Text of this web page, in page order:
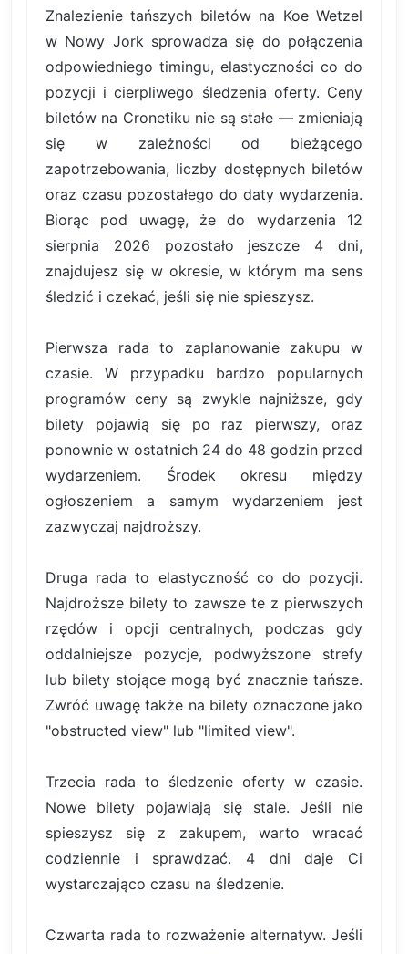
Znalezienie tańszych biletów na Koe Wetzel
w Nowy Jork sprowadza się do połączenia
odpowiedniego timingu, elastyczności co do
pozycji i cierpliwego śledzenia oferty. Ceny
biletów na Cronetiku nie są stałe — zmieniają
się w zależności od bieżącego
zapotrzebowania, liczby dostępnych biletów
oraz czasu pozostałego do daty wydarzenia.
Biorąc pod uwagę, że do wydarzenia 12
sierpnia 2026 pozostało jeszcze 4 dni,
znajdujesz się w okresie, w którym ma sens
śledzić i czekać, jeśli się nie spieszysz.
Pierwsza rada to zaplanowanie zakupu w
czasie. W przypadku bardzo popularnych
programów ceny są zwykle najniższe, gdy
bilety pojawią się po raz pierwszy, oraz
ponownie w ostatnich 24 do 48 godzin przed
wydarzeniem. Środek okresu między
ogłoszeniem a samym wydarzeniem jest
zazwyczaj najdroższy.
Druga rada to elastyczność co do pozycji.
Najdroższe bilety to zawsze te z pierwszych
rzędów i opcji centralnych, podczas gdy
oddalniejsze pozycje, podwyższone strefy
lub bilety stojące mogą być znacznie tańsze.
Zwróć uwagę także na bilety oznaczone jako
"obstructed view" lub "limited view".
Trzecia rada to śledzenie oferty w czasie.
Nowe bilety pojawiają się stale. Jeśli nie
spieszysz się z zakupem, warto wracać
codziennie i sprawdzać. 4 dni daje Ci
wystarczająco czasu na śledzenie.
Czwarta rada to rozważenie alternatyw. Jeśli